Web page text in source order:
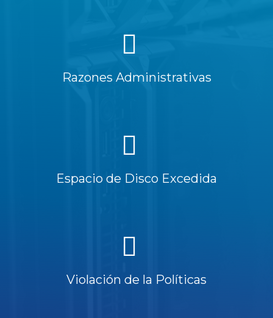
Razones Administrativas
Espacio de Disco Excedida
Violación de la Políticas